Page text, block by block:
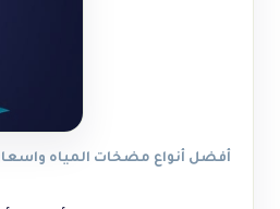
أفضل أنواع مضخات المياه